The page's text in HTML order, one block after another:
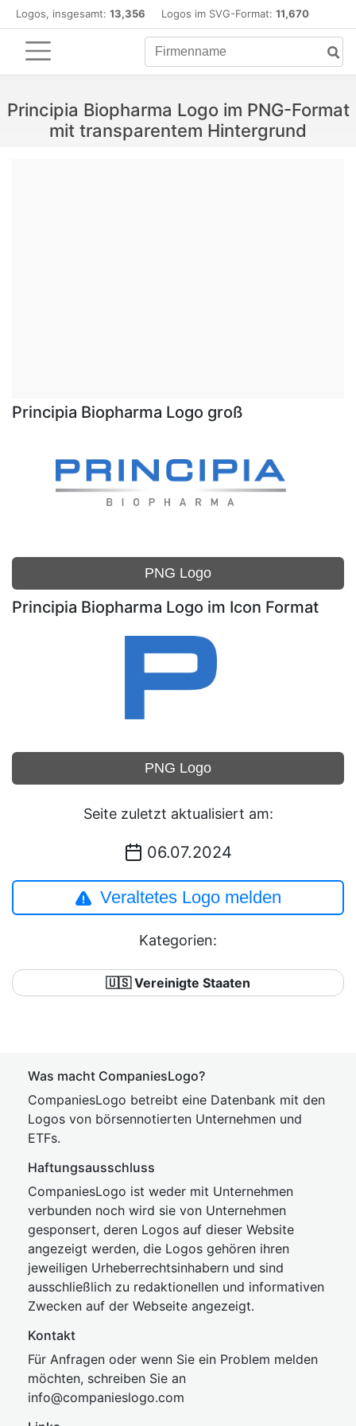
Logos, insgesamt: 13,356 Logos im SVG-Format: 11,670
Principia Biopharma Logo im PNG-Format
mit transparentem Hintergrund
Principia Biopharma Logo groß
PNG Logo
Principia Biopharma Logo im Icon Format
PNG Logo
Seite zuletzt aktualisiert am:
06.07.2024
Veraltetes Logo melden
Kategorien:
🇺🇸 Vereinigte Staaten
Was macht CompaniesLogo?
CompaniesLogo betreibt eine Datenbank mit den
Logos von börsennotierten Unternehmen und
ETFs.
Haftungsausschluss
CompaniesLogo ist weder mit Unternehmen
verbunden noch wird sie von Unternehmen
gesponsert, deren Logos auf dieser Website
angezeigt werden, die Logos gehören ihren
jeweiligen Urheberrechtsinhabern und sind
ausschließlich zu redaktionellen und informativen
Zwecken auf der Webseite angezeigt.
Kontakt
Für Anfragen oder wenn Sie ein Problem melden
möchten, schreiben Sie an
info@companieslogo.com